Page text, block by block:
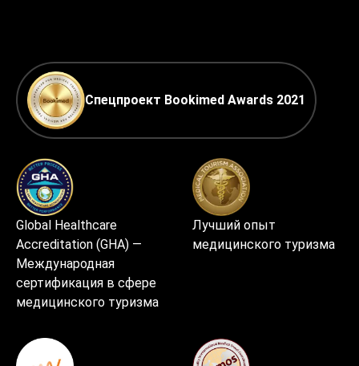
Спецпроект Bookimed Awards 2021
Global Healthcare
Accreditation (GHA) —
Международная
сертификация в сфере
медицинского туризма
Лучший опыт
медицинского туризма